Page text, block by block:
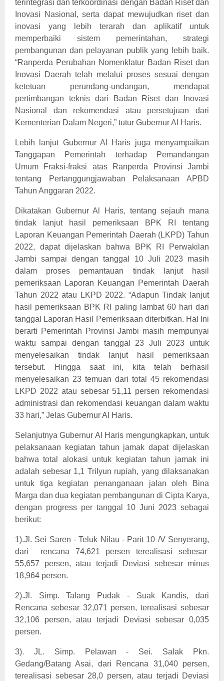
terintegrasi dan terkoordinasi dengan Badan Riset dan
Inovasi Nasional, serta dapat mewujudkan riset dan
inovasi yang lebih terarah dan aplikatif untuk
memperbaiki sistem pemerintahan, strategi
pembangunan dan pelayanan publik yang lebih baik.
“Ranperda Perubahan Nomenklatur Badan Riset dan
Inovasi Daerah telah melalui proses sesuai dengan
ketetuan perundang-undangan, mendapat
pertimbangan teknis dari Badan Riset dan Inovasi
Nasional dan rekomendasi atau persetujuan dari
Kementerian Dalam Negeri,” tutur Gubernur Al Haris.
Lebih lanjut Gubernur Al Haris juga menyampaikan
Tanggapan Pemerintah terhadap Pemandangan
Umum Fraksi-fraksi atas Ranperda Provinsi Jambi
tentang Pertanggungjawaban Pelaksanaan APBD
Tahun Anggaran 2022.
Dikatakan Gubernur Al Haris, tentang sejauh mana
tindak lanjut hasil pemeriksaan BPK RI tentang
Laporan Keuangan Pemerintah Daerah (LKPD) Tahun
2022, dapat dijelaskan bahwa BPK RI Perwakilan
Jambi sampai dengan tanggal 10 Juli 2023 masih
dalam proses pemantauan tindak lanjut hasil
pemeriksaan Laporan Keuangan Pemerintah Daerah
Tahun 2022 atau LKPD 2022. “Adapun Tindak lanjut
hasil pemeriksaan BPK RI paling lambat 60 hari dari
tanggal Laporan Hasil Pemeriksaan diterbitkan. Hal Ini
berarti Pemerintah Provinsi Jambi masih mempunyai
waktu sampai dengan tanggal 23 Juli 2023 untuk
menyelesaikan tindak lanjut hasil pemeriksaan
tersebut. Hingga saat ini, kita telah berhasil
menyelesaikan 23 temuan dari total 45 rekomendasi
LKPD 2022 atau sebesar 51,11 persen rekomendasi
administrasi dan rekomendasi keuangan dalam waktu
33 hari,” Jelas Gubernur Al Haris.
Selanjutnya Gubernur Al Haris mengungkapkan, untuk
pelaksanaan kegiatan tahun jamak dapat dijelaskan
bahwa total alokasi untuk kegiatan tahun jamak ini
adalah sebesar 1,1 Trilyun rupiah, yang dilaksanakan
untuk tiga kegiatan penanganaan jalan oleh Bina
Marga dan dua kegiatan pembangunan di Cipta Karya,
dengan progress per tanggal 10 Juni 2023 sebagai
berikut:
1).Jl. Sei Saren - Teluk Nilau - Parit 10 /V Senyerang,
dari
rencana 74,621 persen terealisasi sebesar
55,657 persen, atau terjadi Deviasi sebesar minus
18,964 persen.
2).Jl. Simp. Talang Pudak - Suak Kandis, dari
Rencana sebesar 32,071 persen, terealisasi sebesar
32,106 persen, atau terjadi Deviasi sebesar 0,035
persen.
3). JL. Simp. Pelawan - Sei. Salak Pkn.
Gedang/Batang Asai, dari Rencana 31,040 persen,
terealisasi sebesar 28,0 persen, atau terjadi Deviasi